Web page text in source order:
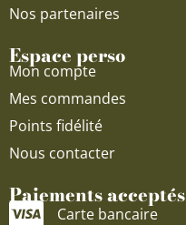
Nos partenaires
Espace perso
Mon compte
Mes commandes
Points fidélité
Nous contacter
Paiements acceptés
Carte bancaire